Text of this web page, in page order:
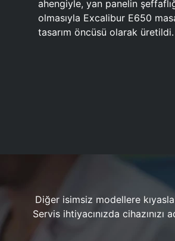
ahengiyle, yan panelin
olmasıyla Excalibur E650
tasarım öncüsü olarak üretildi.
Diğer isimsiz modellere
Servis ihtiyacınızda